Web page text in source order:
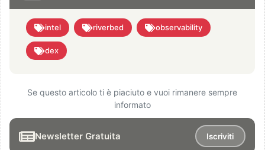
intel riverbed observability
dex
Se questo articolo ti è piaciuto e vuoi rimanere sempre
informato
Newsletter Gratuita Iscriviti